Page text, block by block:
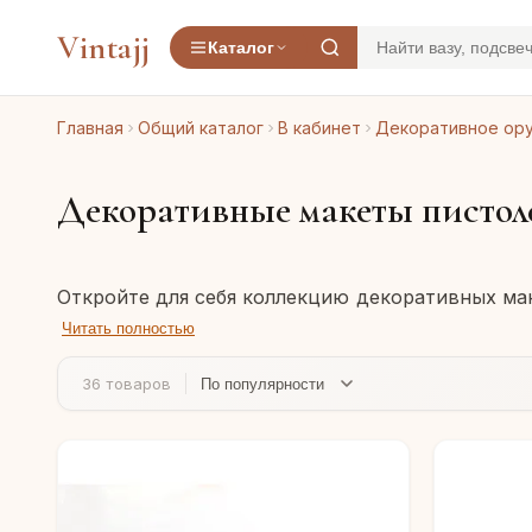
Vintajj Каталог
Главная Общий каталог В кабинет Декоративное
Декоративные макеты
Откройте для себя коллекцию декоративных
ценителей истории, коллекционеров и всех,
В нашем ассортименте представлен 41
вариант под любой вкус и интерьер. Каждый
коллекцию или украсить дом предметом с
Читать полностью
36 товаров